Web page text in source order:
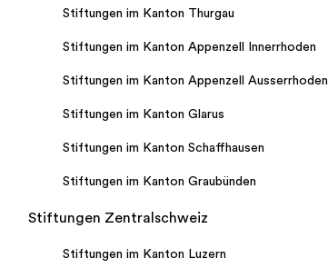
Stiftungen im Kanton Thurgau
Stiftungen im Kanton Appenzell Innerrhoden
Stiftungen im Kanton Appenzell Ausserrhoden
Stiftungen im Kanton Glarus
Stiftungen im Kanton Schaffhausen
Stiftungen im Kanton Graubünden
Stiftungen Zentralschweiz
Stiftungen im Kanton Luzern